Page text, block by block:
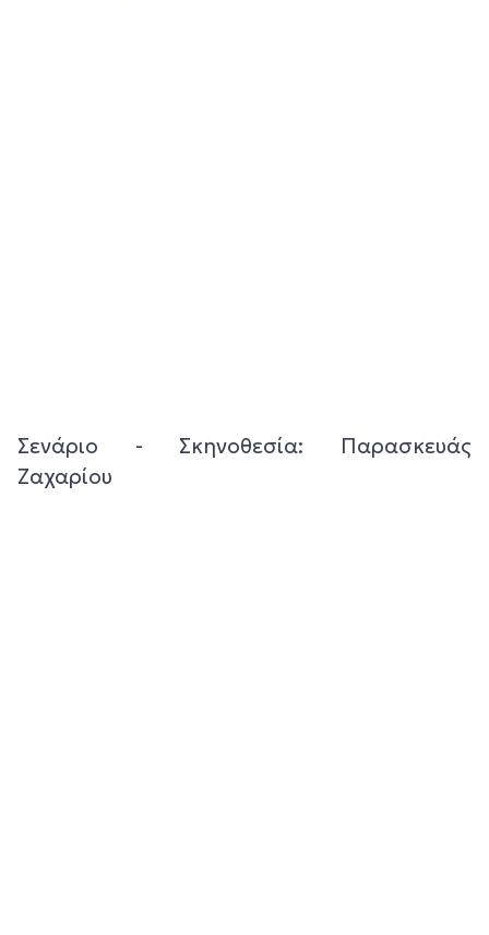
Σενάριο - Σκηνοθεσία: Παρασκευάς
Ζαχαρίου